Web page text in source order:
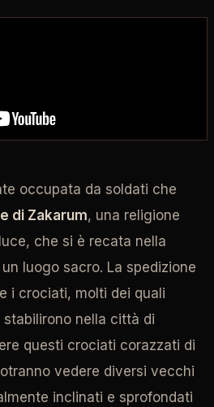
occupata da soldati che
di Zakarum, una religione
che si è recata nella
luogo sacro. La spedizione
i crociati, molti dei quali
nella città di
questi crociati corazzati di
vedere diversi vecchi
inclinati e sprofondati